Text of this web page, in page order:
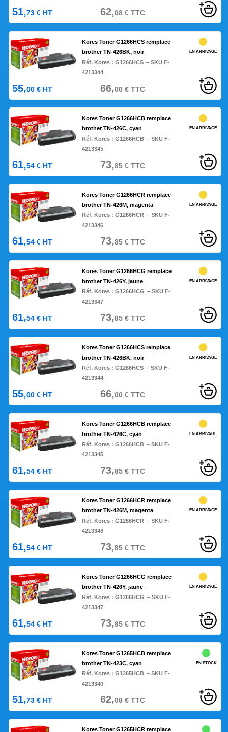
51,73 € HT 62,08€TTC
Kores Toner G1266HCS remplace
brother TN-426BK, noir
Réf. Kores : G1266HCS – SKU F-
4213344
EN ARRIVAGE
55,00 € HT 66,00€TTC
Kores Toner G1266HCB remplace
brother TN-426C, cyan
Réf. Kores : G1266HCB – SKU F-
4213345
EN ARRIVAGE
61,54 € HT 73,85€TTC
Kores Toner G1266HCR remplace
brother TN-426M, magenta
Réf. Kores : G1266HCR – SKU F-
4213346
EN ARRIVAGE
61,54 € HT 73,85€TTC
Kores Toner G1266HCG remplace
brother TN-426Y, jaune
Réf. Kores : G1266HCG – SKU F-
4213347
EN ARRIVAGE
61,54 € HT 73,85€TTC
Kores Toner G1266HCS remplace
brother TN-426BK, noir
Réf. Kores : G1266HCS – SKU F-
4213344
EN ARRIVAGE
55,00 € HT 66,00€TTC
Kores Toner G1266HCB remplace
brother TN-426C, cyan
Réf. Kores : G1266HCB – SKU F-
4213345
EN ARRIVAGE
61,54 € HT 73,85€TTC
Kores Toner G1266HCR remplace
brother TN-426M, magenta
Réf. Kores : G1266HCR – SKU F-
4213346
EN ARRIVAGE
61,54 € HT 73,85€TTC
Kores Toner G1266HCG remplace
brother TN-426Y, jaune
Réf. Kores : G1266HCG – SKU F-
4213347
EN ARRIVAGE
61,54 € HT 73,85€TTC
Kores Toner G1265HCB remplace
brother TN-423C, cyan
Réf. Kores : G1265HCB – SKU F-
4213340
EN STOCK
51,73 € HT 62,08€TTC
Kores Toner G1265HCR remplace